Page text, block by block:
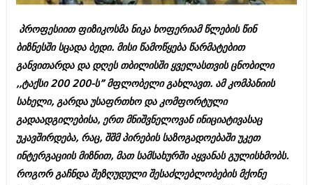
ავტორჩევები
ბელადები
ბიზნესსიახლეები
გვარები
თემიდას სასწორი
იუმორი
ბიზნესსიახლეები
გვარები
თემიდას სასწორი
იუმორი
კალეიდოსკოპი
ჰოროსკოპი და შეუცნობელი
კრიმინალი
პროფესიით ფიზიკოსმა ნიკა ხოფერიამ წლების წინ
ბიზნესში სცადა ბედი. მისი წამოწყება წარმატებით
განვითარდა და დღეს თბილისში ყველასთვის ცნობილი
,,ტაქსი 200 200-ს” მფლობელი გახლავთ. ამ კომპანიის
სახელი, გარდა უსაფრთხო და კომფორტული
გადაადგილებისა, ერთ მნიშვნელოვან ინიციატივასაც
უკავშირდება, რაც, შშმ პირების საზოგადოებაში უკეთ
ინტერგაციის მიზნით, მათ სამსახურში აყვანას გულისხმობს.
როგორ გაჩნდა შეზღუდული შესაძლებლობების მქონე